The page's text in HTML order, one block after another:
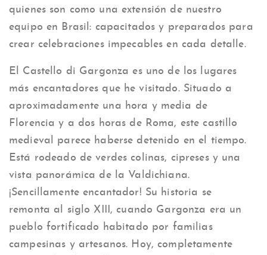
quienes son como una extensión de nuestro
equipo en Brasil: capacitados y preparados para
crear celebraciones impecables en cada detalle.
El Castello di Gargonza es uno de los lugares
más encantadores que he visitado. Situado a
aproximadamente una hora y media de
Florencia y a dos horas de Roma, este castillo
medieval parece haberse detenido en el tiempo.
Está rodeado de verdes colinas, cipreses y una
vista panorámica de la Valdichiana.
¡Sencillamente encantador! Su historia se
remonta al siglo XIII, cuando Gargonza era un
pueblo fortificado habitado por familias
campesinas y artesanos. Hoy, completamente